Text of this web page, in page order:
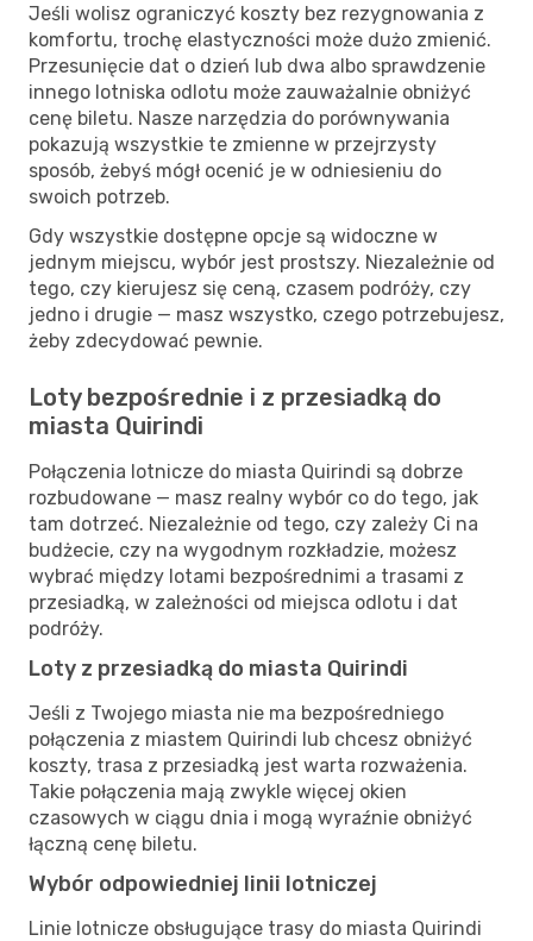
Jeśli wolisz ograniczyć koszty bez rezygnowania z
komfortu, trochę elastyczności może dużo zmienić.
Przesunięcie dat o dzień lub dwa albo sprawdzenie
innego lotniska odlotu może zauważalnie obniżyć
cenę biletu. Nasze narzędzia do porównywania
pokazują wszystkie te zmienne w przejrzysty
sposób, żebyś mógł ocenić je w odniesieniu do
swoich potrzeb.
Gdy wszystkie dostępne opcje są widoczne w
jednym miejscu, wybór jest prostszy. Niezależnie od
tego, czy kierujesz się ceną, czasem podróży, czy
jedno i drugie — masz wszystko, czego potrzebujesz,
żeby zdecydować pewnie.
Loty bezpośrednie i z przesiadką do
miasta Quirindi
Połączenia lotnicze do miasta Quirindi są dobrze
rozbudowane — masz realny wybór co do tego, jak
tam dotrzeć. Niezależnie od tego, czy zależy Ci na
budżecie, czy na wygodnym rozkładzie, możesz
wybrać między lotami bezpośrednimi a trasami z
przesiadką, w zależności od miejsca odlotu i dat
podróży.
Loty z przesiadką do miasta Quirindi
Jeśli z Twojego miasta nie ma bezpośredniego
połączenia z miastem Quirindi lub chcesz obniżyć
koszty, trasa z przesiadką jest warta rozważenia.
Takie połączenia mają zwykle więcej okien
czasowych w ciągu dnia i mogą wyraźnie obniżyć
łączną cenę biletu.
Wybór odpowiedniej linii lotniczej
Linie lotnicze obsługujące trasy do miasta Quirindi